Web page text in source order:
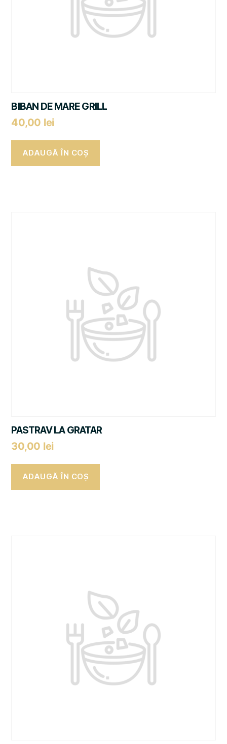
BIBAN DE MARE GRILL
40,00 lei
ADAUGĂ ÎN COȘ
PASTRAV LA GRATAR
30,00 lei
ADAUGĂ ÎN COȘ